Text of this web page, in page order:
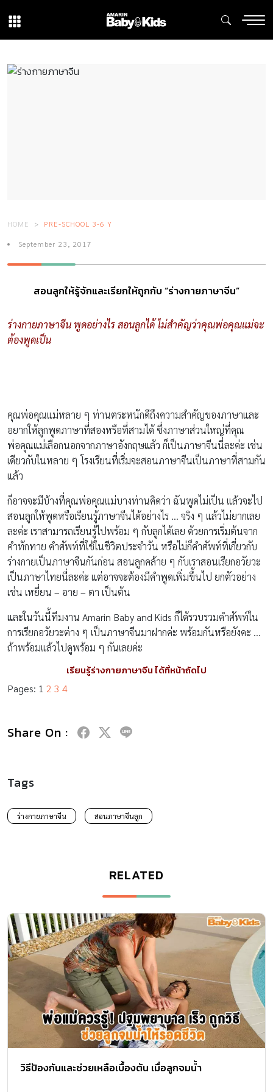
HOME PRE-SCHOOL 3-6 Y
September 23, 2017
สอนลูกให้รู้จักและเรียกให้ถูกกับ “ร่างกายภาษาจีน”
ร่างกายภาษาจีน พูดอย่างไร สอนลูกได้ ไม่สำคัญว่าคุณพ่อคุณแม่จะ
ต้องพูดเป็น
คุณพ่อคุณแม่หลาย ๆ ท่านตระหนักดีถึงความสำคัญของภาษาและ
อยากให้ลูกพูดภาษาที่สองหรือที่สามได้ ซึ่งภาษาส่วนใหญ่ที่คุณ
พ่อคุณแม่เลือกนอกจากภาษาอังกฤษแล้ว ก็เป็นภาษาจีนนี่ละค่ะ เช่น
เดียวกับในหลาย ๆ โรงเรียนที่เริ่มจะสอนภาษาจีนเป็นภาษาที่สามกัน
แล้ว
ก็อาจจะมีบ้างที่คุณพ่อคุณแม่บางท่านคิดว่า ฉันพูดไม่เป็น แล้วจะไป
สอนลูกให้พูดหรือเรียนรู้ภาษาจีนได้อย่างไร … จริง ๆ แล้วไม่ยากเลย
ละค่ะ เราสามารถเรียนรู้ไปพร้อม ๆ กับลูกได้เลย ด้วยการเริ่มต้นจาก
คำทักทาย คำศัพท์ที่ใช้ในชีวิตประจำวัน หรือไม่ก็คำศัพท์ที่เกี่ยวกับ
ร่างกายเป็นภาษาจีนกันก่อน สอนลูกคล้าย ๆ กับเราสอนเรียกอวัยวะ
เป็นภาษาไทยนี่ละค่ะ แต่อาจจะต้องมีคำพูดเพิ่มขึ้นไป ยกตัวอย่าง
เช่น เหยี่ยน – อาย – ตา เป็นต้น
และในวันนี้ทีมงาน Amarin Baby and Kids ก็ได้รวบรวมคำศัพท์ใน
การเรียกอวัยวะต่าง ๆ เป็นภาษาจีนมาฝากค่ะ พร้อมกันหรือยังคะ …
ถ้าพร้อมแล้วไปดูพร้อม ๆ กันเลยค่ะ
เรียนรู้ร่างกายภาษาจีน ได้ที่หน้าถัดไป
Pages: 1 2 3 4
Share On :
Tags
ร่างกายภาษาจีน สอนภาษาจีนลูก
RELATED
วิธีป้องกันและช่วยเหลือเบื้องต้น เมื่อลูกจมน้ำ